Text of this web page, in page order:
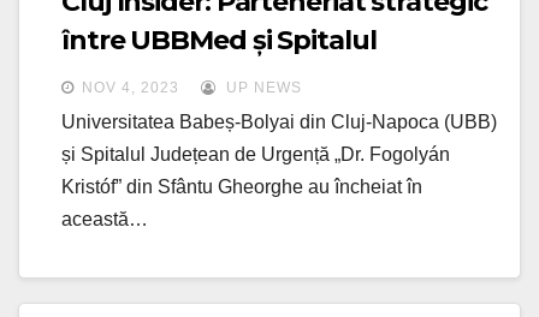
între UBBMed și Spitalul
Județean de Urgență din Sfântu
Gheorghe
NOV 4, 2023 UP NEWS
Universitatea Babeș-Bolyai din Cluj-Napoca (UBB)
și Spitalul Județean de Urgență „Dr. Fogolyán
Kristóf” din Sfântu Gheorghe au încheiat în
această…